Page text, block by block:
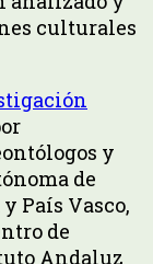
culturales
y
de
País Vasco,
de
Andaluz